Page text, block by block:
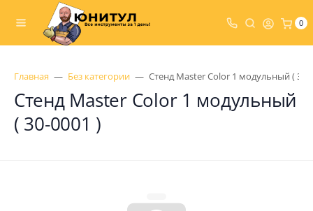
0
Главная Без категории Стенд Мaster Color 1 модульный ( 30-
Стенд Мaster Color 1 модульный
( 30-0001 )